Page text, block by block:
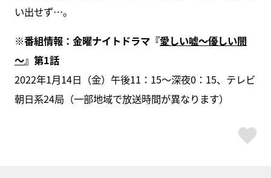
い出せず…。
※番組情報：金曜ナイトドラマ『愛しい嘘～優しい闇
～』第1話
2022年1月14日（金）午後11：15～深夜0：15、テレビ
朝日系24局（一部地域で放送時間が異なります）